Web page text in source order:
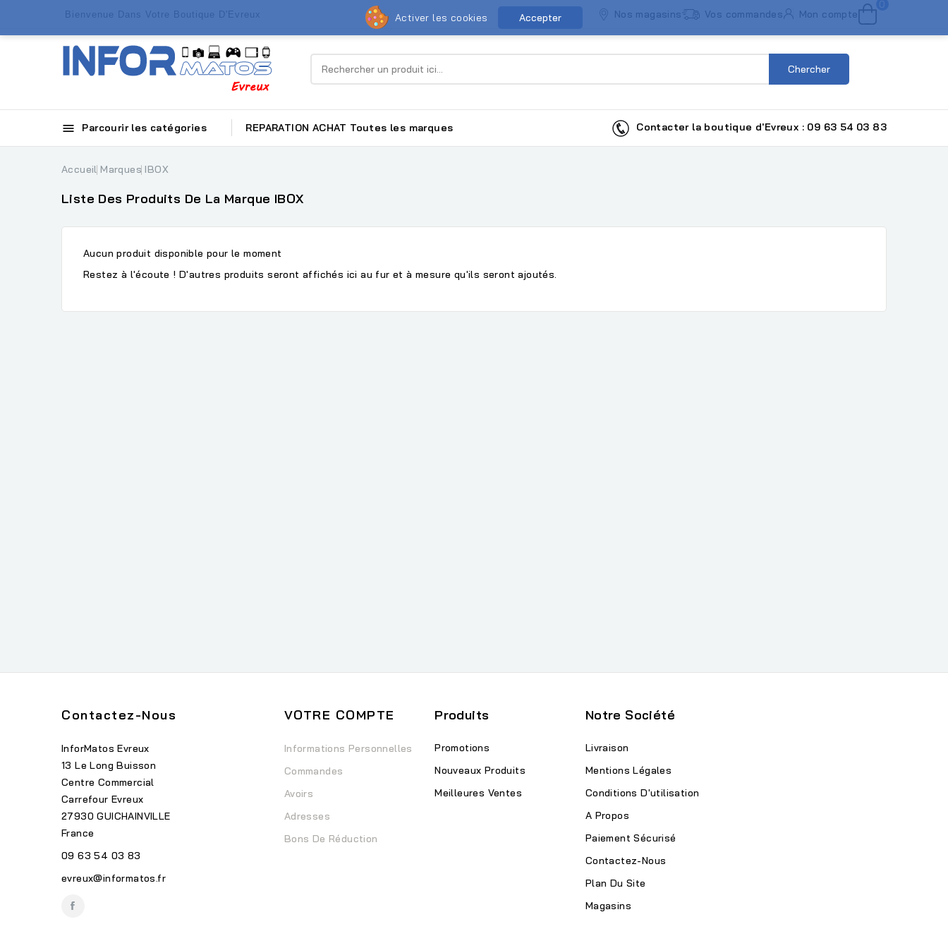
Bienvenue Dans Votre Boutique D'Evreux Nos magasins Vos commandes Mon compte
0
Chercher
 Parcourir les catégories REPARATION ACHAT Toutes les marques Contacter la boutique d'Evreux : 09 63 54 03 83
Accueil Marques IBOX
Liste Des Produits De La Marque IBOX
Aucun produit disponible pour le moment
Restez à l'écoute ! D'autres produits seront affichés ici au fur et à mesure qu'ils seront ajoutés.
Contactez-Nous
InforMatos Evreux
13 Le Long Buisson
Centre Commercial
Carrefour Evreux
27930 GUICHAINVILLE
France
09 63 54 03 83
evreux@informatos.fr
Activer les cookies Accepter
VOTRE COMPTE
Informations Personnelles
Commandes
Avoirs
Adresses
Bons De Réduction
Produits
Promotions
Nouveaux Produits
Meilleures Ventes
Notre Société
Livraison
Mentions Légales
Conditions D'utilisation
A Propos
Paiement Sécurisé
Contactez-Nous
Plan Du Site
Magasins